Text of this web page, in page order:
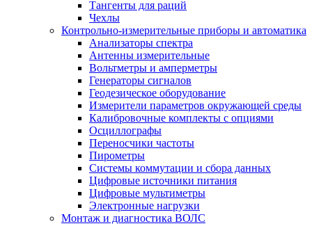
Тангенты для раций
Чехлы
Контрольно-измерительные приборы и автоматика
Анализаторы спектра
Антенны измерительные
Вольтметры и амперметры
Генераторы сигналов
Геодезическое оборудование
Измерители параметров окружающей среды
Калибровочные комплекты с опциями
Осциллографы
Переносчики частоты
Пирометры
Системы коммутации и сбора данных
Цифровые источники питания
Цифровые мультиметры
Электронные нагрузки
Монтаж и диагностика ВОЛС